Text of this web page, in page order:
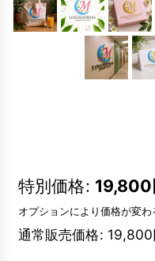
特別価格: 19,800
オプションにより価格が変わ
通常販売価格: 19,800